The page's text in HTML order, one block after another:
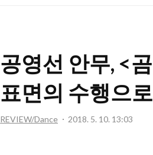
공영선 안무, <
표면의 수행으
REVIEW/Dance 2018. 5. 10. 13:03